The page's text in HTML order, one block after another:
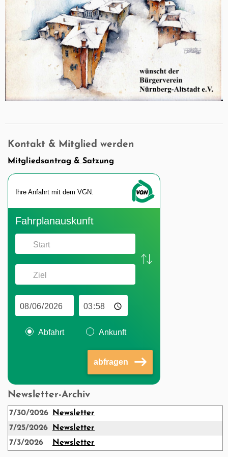
Kontakt & Mitglied werden
Mitgliedsantrag & Satzung
Ihre An­fahrt mit dem VGN.
Fahr­plan­aus­kunft
Abfahrt Ankunft
abfragen
Newsletter-Archiv
7/30/2026
Newsletter
7/25/2026
Newsletter
7/3/2026
Newsletter